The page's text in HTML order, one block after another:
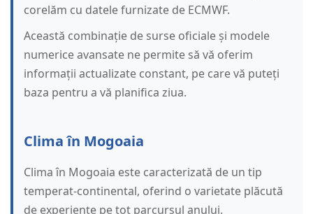
corelăm cu datele furnizate de ECMWF.
Această combinație de surse oficiale și modele
numerice avansate ne permite să vă oferim
informații actualizate constant, pe care vă puteți
baza pentru a vă planifica ziua.
Clima în Mogoaia
Clima în Mogoaia este caracterizată de un tip
temperat-continental, oferind o varietate plăcută
de experiențe pe tot parcursul anului.